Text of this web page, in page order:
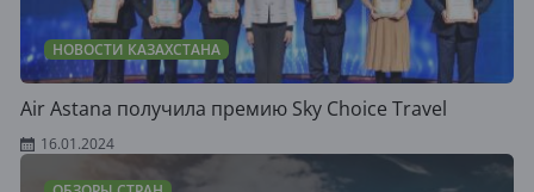
НОВОСТИ КАЗАХСТАНА
Air Astana получила премию Sky Choice Travel
16.01.2024